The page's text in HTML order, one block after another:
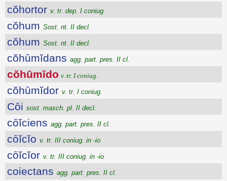
cŏhortor v. tr. dep. I coniug.
cŏhum Sost. nt. II decl.
cŏhum Sost. nt. II decl.
cŏhūmĭdans agg. part. pres. II cl.
cŏhūmĭdo v. tr. I coniug.
cŏhūmĭdor v. tr. I coniug.
Cōi sost. masch. pl. II decl.
cōĭciens agg. part. pres. II cl.
cōĭcĭo v. tr. III coniug. in -io
cōĭcĭor v. tr. III coniug. in -io
coiectans agg. part. pres. II cl.